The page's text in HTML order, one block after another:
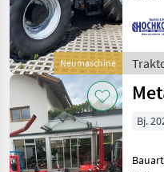
Neumaschine
540/
km/h:
New
Bj.